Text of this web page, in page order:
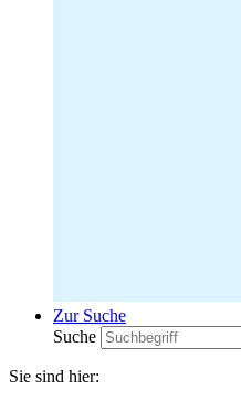
Zur Suche
Suche
Sie sind hier: